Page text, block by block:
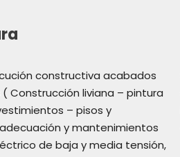
constructiva acabados
Construcción liviana – pintura
– pisos y
y mantenimientos
de baja y media tensión,